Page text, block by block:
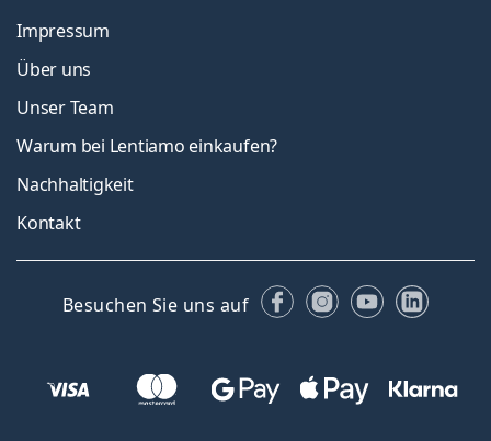
Impressum
Über uns
Unser Team
Warum bei Lentiamo einkaufen?
Nachhaltigkeit
Kontakt
Besuchen Sie uns auf FacebookInstagram
YouTube